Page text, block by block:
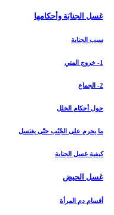
غسل الجنابَة وأحكامها
سبب الجنابة
1- خروج المني
2- الجماع
حول أحكام الخلل
ما يحرم على الجُنُب حتّى يغتسل
كيفية غسل الجنابة
غسل الحيض‏
أقسام دم المرأة